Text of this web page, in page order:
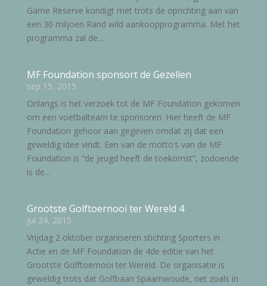
Game Reserve kondigt met trots de oprichting aan van
een 30 miljoen Rand wild aankoopprogramma. Met het
programma zal de...
MF Foundation sponsort de Gezellen
sep 15, 2015
Onlangs is het verzoek tot de MF Foundation gekomen
om een voetbalteam te sponsoren. Hier heeft de MF
Foundation gehoor aan gegeven omdat zij dat een
geweldig idee vindt. Een van de motto’s van de MF
Foundation is “de jeugd heeft de toekomst”, zodoende
is de...
Grootste Golftoernooi ter Wereld 4
jul 24, 2015
Vrijdag 2 oktober organiseren stichting Sporters in
Actie en de MF Foundation de 4de editie van het
Grootste Golftoernooi ter Wereld. De organisatie is
geweldig trots dat Golfbaan Spaarnwoude, net zoals in